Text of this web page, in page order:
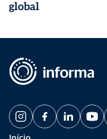
global